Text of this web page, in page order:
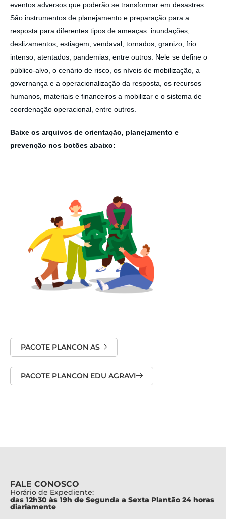
eventos adversos que poderão se transformar em desastres.
São instrumentos de planejamento e preparação para a
resposta para diferentes tipos de ameaças: inundações,
deslizamentos, estiagem, vendaval, tornados, granizo, frio
intenso, atentados, pandemias, entre outros. Nele se define o
público-alvo, o cenário de risco, os níveis de mobilização, a
governança e a operacionalização da resposta, os recursos
humanos, materiais e financeiros a mobilizar e o sistema de
coordenação operacional, entre outros.
Baixe os arquivos de orientação, planejamento e
prevenção nos botões abaixo:
PACOTE PLANCON AS
PACOTE PLANCON EDU AGRAVI
FALE CONOSCO
Horário de Expediente:
das 12h30 às 19h de Segunda a Sexta Plantão 24 horas
diariamente